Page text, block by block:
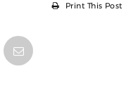
Print This Post